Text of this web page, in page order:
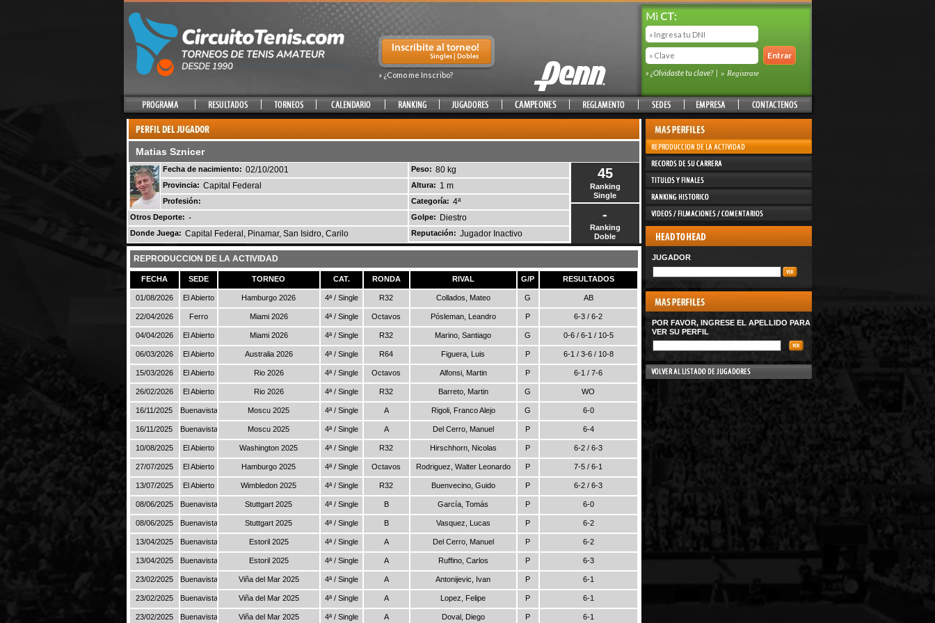
» ¿Como me Inscribo?
Mi CT:
» ¿Olvidaste tu clave? | » Registrate
Matias Sznicer
Fecha de nacimiento: 02/10/2001 Peso: 80 kg
Provincia: Capital Federal Altura: 1 m
Profesión: Categoría: 4ª
Otros Deporte: - Golpe: Diestro
Donde Juega: Capital Federal, Pinamar, San Isidro, Carilo Reputación: Jugador Inactivo
45
Ranking
Single
-
Ranking
Doble
REPRODUCCION DE LA ACTIVIDAD
FECHA SEDE TORNEO CAT. RONDA RIVAL G/P RESULTADOS
01/08/2026 El Abierto Hamburgo 2026 4ª / Single R32 Collados, Mateo G AB
22/04/2026 Ferro Miami 2026 4ª / Single Octavos Pósleman, Leandro P 6-3 / 6-2
04/04/2026 El Abierto Miami 2026 4ª / Single R32 Marino, Santiago G 0-6 / 6-1 / 10-5
06/03/2026 El Abierto Australia 2026 4ª / Single R64 Figuera, Luis P 6-1 / 3-6 / 10-8
15/03/2026 El Abierto Rio 2026 4ª / Single Octavos Alfonsi, Martin P 6-1 / 7-6
26/02/2026 El Abierto Rio 2026 4ª / Single R32 Barreto, Martin G WO
16/11/2025 Buenavista Moscu 2025 4ª / Single A Rigoli, Franco Alejo G 6-0
16/11/2025 Buenavista Moscu 2025 4ª / Single A Del Cerro, Manuel P 6-4
10/08/2025 El Abierto Washington 2025 4ª / Single R32 Hirschhorn, Nicolas P 6-2 / 6-3
27/07/2025 El Abierto Hamburgo 2025 4ª / Single Octavos Rodriguez, Walter Leonardo P 7-5 / 6-1
13/07/2025 El Abierto Wimbledon 2025 4ª / Single R32 Buenvecino, Guido P 6-2 / 6-3
08/06/2025 Buenavista Stuttgart 2025 4ª / Single B García, Tomás P 6-0
08/06/2025 Buenavista Stuttgart 2025 4ª / Single B Vasquez, Lucas P 6-2
13/04/2025 Buenavista Estoril 2025 4ª / Single A Del Cerro, Manuel P 6-2
13/04/2025 Buenavista Estoril 2025 4ª / Single A Ruffino, Carlos P 6-3
23/02/2025 Buenavista Viña del Mar 2025 4ª / Single A Antonijevic, Ivan P 6-1
23/02/2025 Buenavista Viña del Mar 2025 4ª / Single A Lopez, Felipe P 6-1
23/02/2025 Buenavista Viña del Mar 2025 4ª / Single A Doval, Diego P 6-1
JUGADOR
POR FAVOR, INGRESE EL APELLIDO PARA
VER SU PERFIL